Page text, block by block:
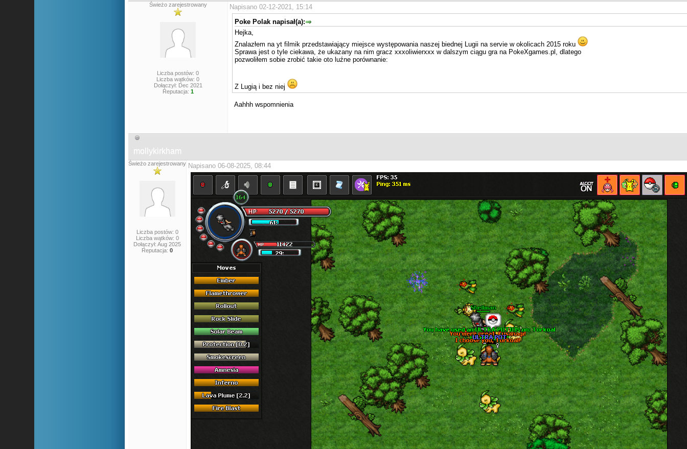
Świeżo zarejestrowany
Liczba postów: 0
Liczba wątków: 0
Dołączył: Dec 2021
Reputacja: 1
Napisano 02-12-2021, 15:14
Poke Polak napisał(a):
Hejka,
Znalazłem na yt filmik przedstawiający miejsce występowania naszej biednej Lugii na servie w okolicach 2015 roku
Sprawa jest o tyle ciekawa, że ukazany na nim gracz xxxoliwierxxx w dalszym ciągu gra na PokeXgames.pl, dlatego
pozwoliłem sobie zrobić takie oto luźne porównanie:
Z Lugią i bez niej
Aahhh wspomnienia
mollykirkham
Świeżo zarejestrowany
Liczba postów: 0
Liczba wątków: 0
Dołączył: Aug 2025
Reputacja:0
Napisano 06-08-2025, 08:44